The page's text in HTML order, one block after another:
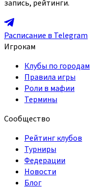
запись, рейтинги.
Расписание в Telegram
Игрокам
Клубы по городам
Правила игры
Роли в мафии
Термины
Сообщество
Рейтинг клубов
Турниры
Федерации
Новости
Блог